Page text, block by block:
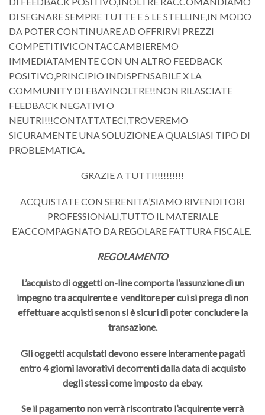
DI SEGNARE SEMPRE TUTTE E 5 LE STELLINE,IN MODO
DA POTER CONTINUARE AD OFFRIRVI PREZZI
COMPETITIVICONTACCAMBIEREMO
IMMEDIATAMENTE CON UN ALTRO FEEDBACK
POSITIVO,PRINCIPIO INDISPENSABILE X LA
COMMUNITY DI EBAYINOLTRE!!NON RILASCIATE
FEEDBACK NEGATIVI O
NEUTRI!!!CONTATTATECI,TROVEREMO
SICURAMENTE UNA SOLUZIONE A QUALSIASI TIPO DI
PROBLEMATICA.
GRAZIE A TUTTI!!!!!!!!!!
ACQUISTATE CON SERENITA’,SIAMO RIVENDITORI
PROFESSIONALI,TUTTO IL MATERIALE
E’ACCOMPAGNATO DA REGOLARE FATTURA FISCALE.
REGOLAMENTO
L’acquisto di oggetti on-line comporta l’assunzione di un
impegno tra acquirente e venditore per cui si prega di non
effettuare acquisti se non si è sicuri di poter concludere la
transazione.
Gli oggetti acquistati devono essere interamente pagati
entro 4 giorni lavorativi decorrenti dalla data di acquisto
degli stessi come imposto da ebay.
Se il pagamento non verrà riscontrato l’acquirente verrà